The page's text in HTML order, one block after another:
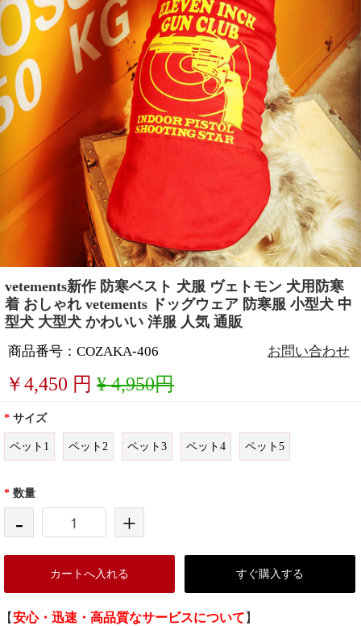
vetements新作 防寒ベスト 犬服 ヴェトモン 犬用防寒
着 おしゃれ vetements ドッグウェア 防寒服 小型犬 中
型犬 大型犬 かわいい 洋服 人気 通販
商品番号：COZAKA-406 お問い合わせ
￥4,450 円 ¥ 4,950円
* サイズ
ペット1 ペット2 ペット3 ペット4 ペット5
* 数量
- +
カートへ入れる すぐ購入する
【安心・迅速・高品質なサービスについて 】